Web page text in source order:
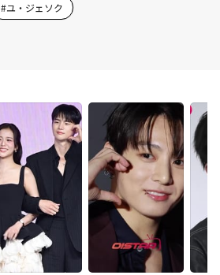
#ユ・ジェソク